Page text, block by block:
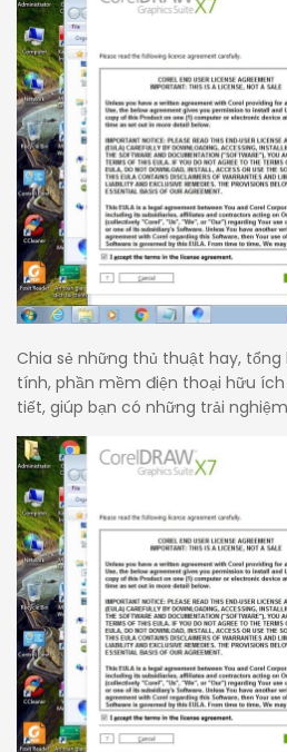
Chia sẻ những thủ thuật hay,
tính, phần mềm điện thoại hữu
tiết, giúp bạn có những trải